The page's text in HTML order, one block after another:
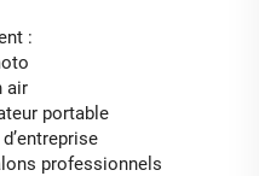
:
air
portable
professionnels